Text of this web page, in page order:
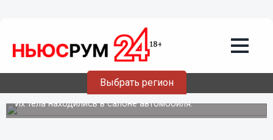
Выбрать регион
11.01.201614:51
16-летнюю девушку и ее друга нашли
мертвыми в гаражах в Кстове
Их тела находились в салоне автомобиля.